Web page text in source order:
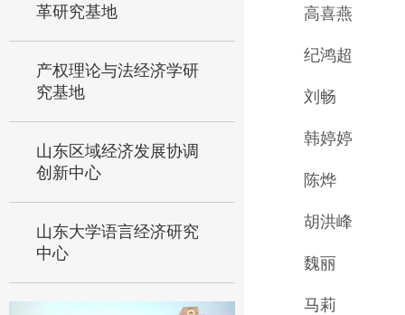
革研究基地
产权理论与法经济学研
究基地
山东区域经济发展协调
创新中心
山东大学语言经济研究
中心
高喜燕
纪鸿超
刘畅
韩婷婷
陈烨
胡洪峰
魏丽
马莉